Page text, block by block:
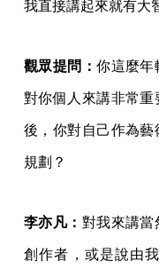
我直接講起來就有大
觀眾提問：你這麼年
對你個人來講非常
後，你對自己作為
規劃？
李亦凡： 對我來講當
創作者，或是說由